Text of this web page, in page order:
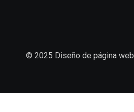
© 2025 Diseño de página web